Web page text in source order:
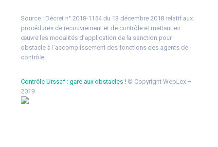
Source : Décret n° 2018-1154 du 13 décembre 2018 relatif aux
procédures de recouvrement et de contrôle et mettant en
œuvre les modalités d’application de la sanction pour
obstacle à l’accomplissement des fonctions des agents de
contrôle
Contrôle Urssaf : gare aux obstacles !© Copyright WebLex –
2019